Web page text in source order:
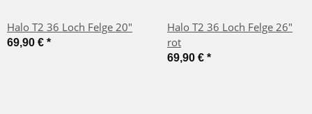
Halo T2 36 Loch Felge 20"
69,90 € *
Halo T2 36 Loch Felge 26"
rot
69,90 € *